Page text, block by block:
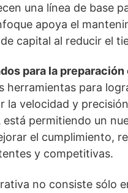
una línea de base
apoya el
capital al reducir el
para la preparación
para
la velocidad y
permitiendo un
el cumplimiento,
y competitivas.
no consiste sólo